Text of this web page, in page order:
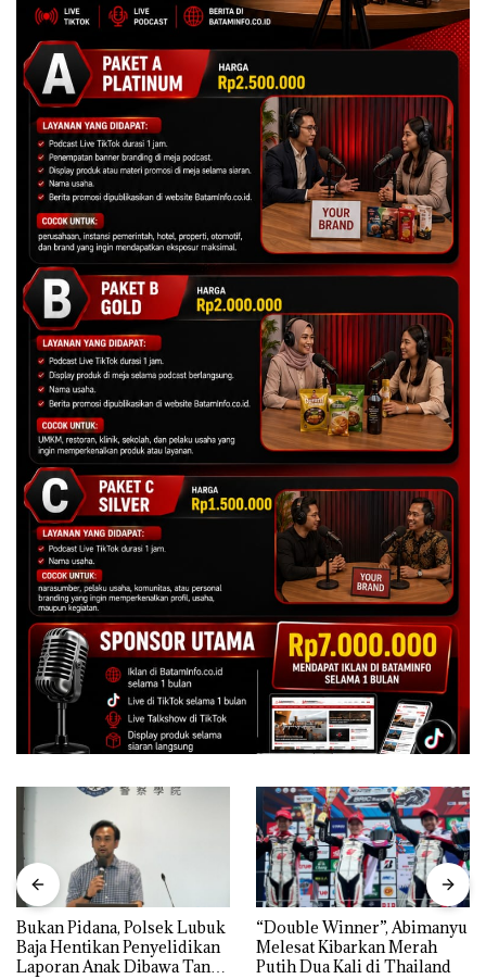
Bukan Pidana, Polsek Lubuk
Baja Hentikan Penyelidikan
Laporan Anak Dibawa Tanpa
“Double Winner”, Abimanyu
Melesat Kibarkan Merah
Putih Dua Kali di Thailand